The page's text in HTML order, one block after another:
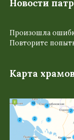
Новости
Произошла
Повторите
Карта